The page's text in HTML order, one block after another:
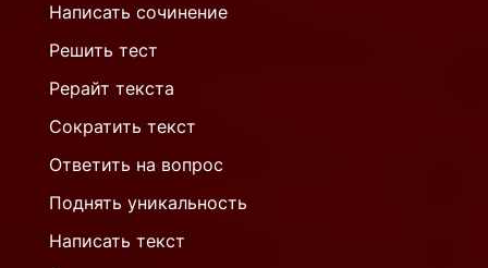
Написать сочинение
Решить тест
Рерайт текста
Сократить текст
Ответить на вопрос
Поднять уникальность
Написать текст